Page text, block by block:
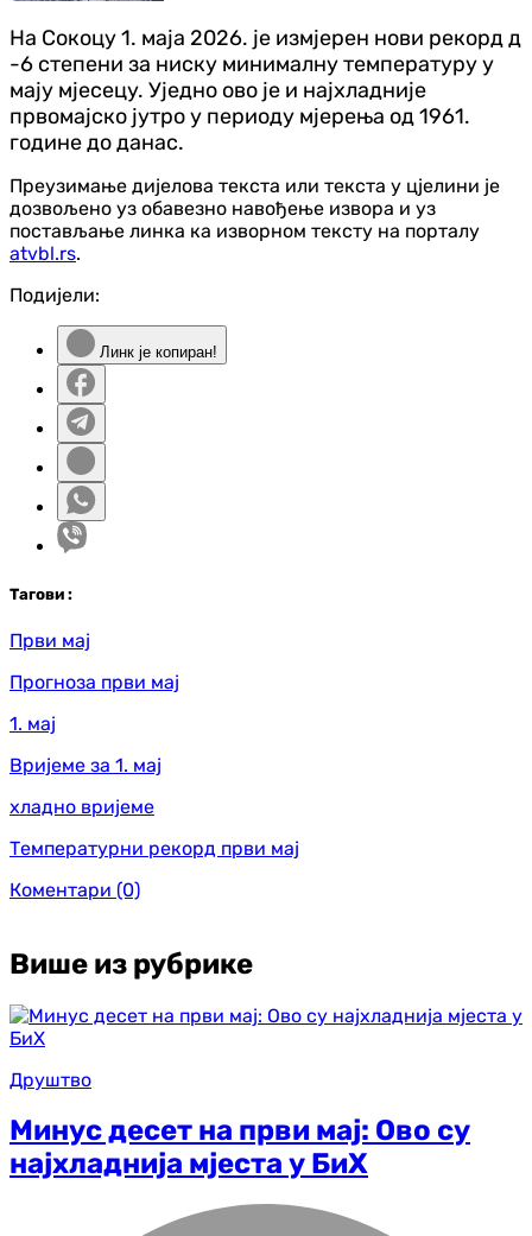
На Сокоцу 1. маја 2026. је измјерен нови рекорд д
-6 степени за ниску минималну температуру у
мају мјесецу. Уједно ово је и најхладније
првомајско јутро у периоду мјерења од 1961.
године до данас.
Преузимање дијелова текста или текста у цјелини је
дозвољено уз обавезно навођење извора и уз
постављање линка ка изворном тексту на порталу
atvbl.rs.
Подијели:
Линк је копиран!
Тагови :
Први мај
Прогноза први мај
1. мај
Вријеме за 1. мај
хладно вријеме
Температурни рекорд први мај
Коментари (0)
Више из рубрике
Друштво
Минус десет на први мај: Ово су
најхладнија мјеста у БиХ